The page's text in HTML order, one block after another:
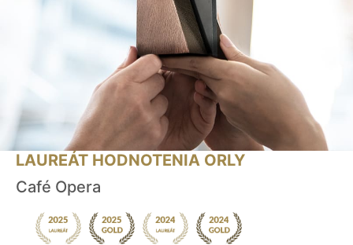
LAUREÁT HODNOTENIA ORLY
Café Opera